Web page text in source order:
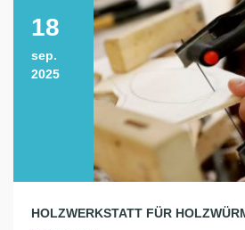
18
sep.
2025
HOLZWERKSTATT FÜR